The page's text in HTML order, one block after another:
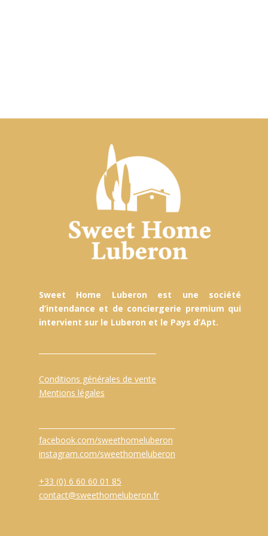
Sweet Home Luberon est une société
d’intendance et de conciergerie premium qui
intervient sur le Luberon et le Pays d’Apt.
Conditions générales de vente
Mentions légales
facebook.com/sweethomeluberon
instagram.com/sweethomeluberon
+33 (0) 6 60 60 01 85
contact@sweethomeluberon.fr